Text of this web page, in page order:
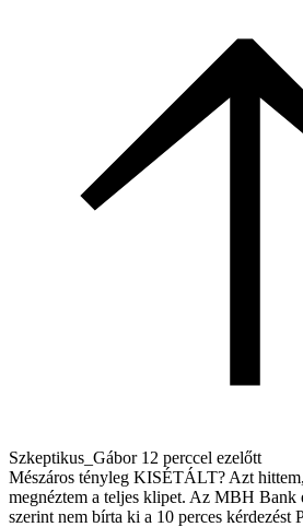
Szkeptikus_Gábor 12 perccel ezelőtt
Mészáros tényleg KISÉTÁLT? Azt
megnéztem a teljes klipet. Az MBH Bank
szerint nem bírta ki a 10 perces kérdezést